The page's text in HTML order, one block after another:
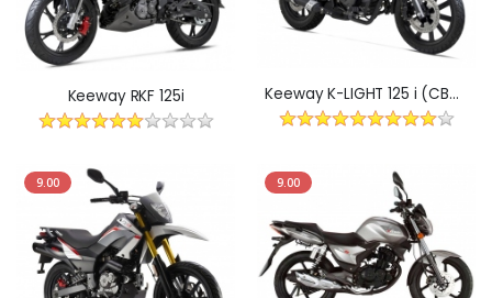
Keeway RKF 125i Keeway K-LIGHT 125 i (CBS) EURO4
9.00 9.00